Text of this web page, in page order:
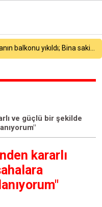
buluştu
ve güçlü bir şekilde
kararlı